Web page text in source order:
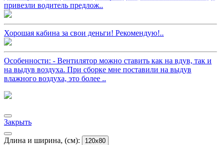
привезли водитель предлож..
Хорошая кабина за свои деньги! Рекомендую!..
Особенности: - Вентилятор можно ставить как на вдув, так и
на выдув воздуха. При сборке мне поставили на выдув
влажного воздуха, это более ..
Закрыть
Длина и ширина, (см): 120x80